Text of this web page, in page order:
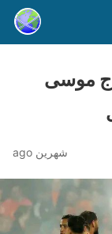
موسى
شهرين ago